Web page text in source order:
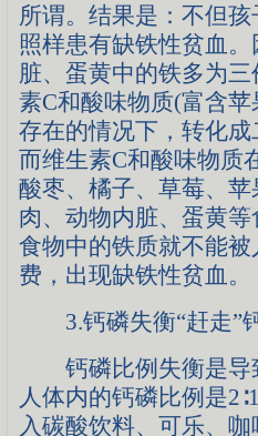
所谓。结果是：不但
照样患有缺铁性贫血
脏、蛋黄中的铁多为
素C和酸味物质(富含
存在的情况下，转化
而维生素C和酸味物质
酸枣、橘子、草莓、
肉、动物内脏、蛋黄
食物中的铁质就不能
费，出现缺铁性贫血。
3.钙磷失衡“赶走”
钙磷比例失衡是导
人体内的钙磷比例是
入碳酸饮料、可乐、